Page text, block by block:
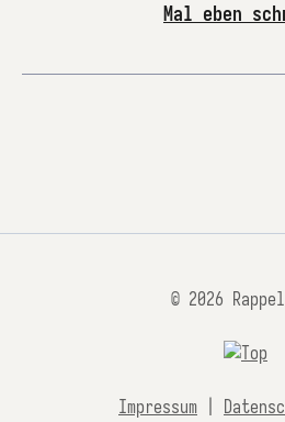
Mal eben
© 2026
Impressum